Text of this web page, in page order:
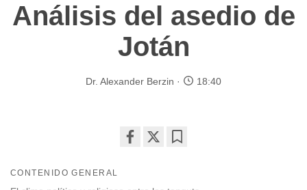
Análisis del asedio de
Jotán
Dr. Alexander Berzin 18:40
facebook
CONTENIDO GENERAL